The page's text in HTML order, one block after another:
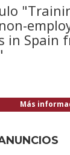
in Spain
Más